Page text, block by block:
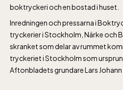
boktryckeri och en bostad i huset.
Inredningen och pressarna i
tryckerier i Stockholm, Närke och
skranket som delar av rummet
tryckeriet i Stockholm som
Aftonbladets grundare Lars Johann
Skansen-Akvariet